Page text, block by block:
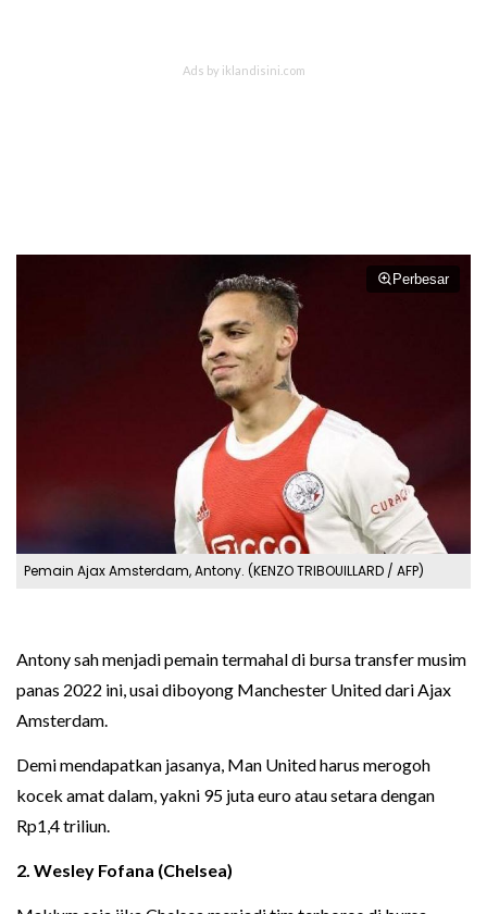
Perbesar
Pemain Ajax Amsterdam, Antony. (KENZO TRIBOUILLARD / AFP)
Antony sah menjadi pemain termahal di bursa transfer musim
panas 2022 ini, usai diboyong Manchester United dari Ajax
Amsterdam.
Demi mendapatkan jasanya, Man United harus merogoh
kocek amat dalam, yakni 95 juta euro atau setara dengan
Rp1,4 triliun.
2. Wesley Fofana (Chelsea)